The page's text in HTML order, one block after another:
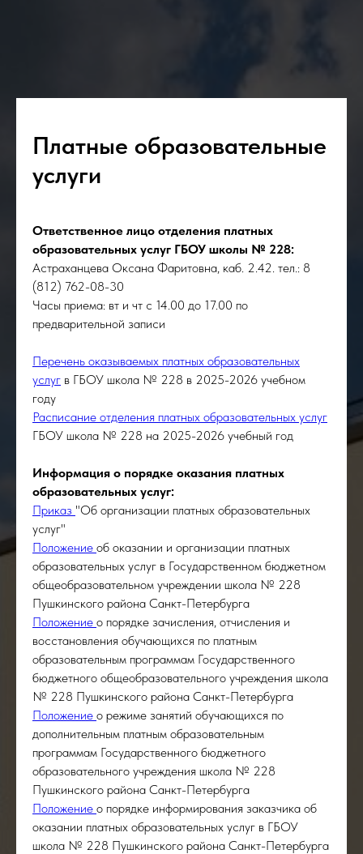
Платные образовательные
услуги
Ответственное лицо отделения платных
образовательных услуг ГБОУ школы № 228:
Астраханцева Оксана Фаритовна, каб. 2.42. тел.: 8
(812) 762-08-30
Часы приема: вт и чт с 14.00 до 17.00 по
предварительной записи
Перечень оказываемых платных образовательных
услуг в ГБОУ школа № 228 в 2025-2026 учебном
году
Расписание отделения платных образовательных услуг
ГБОУ школа № 228 на 2025-2026 учебный год
Информация о порядке оказания платных
образовательных услуг:
Приказ "Об организации платных образовательных
услуг"
Положение об оказании и организации платных
образовательных услуг в Государственном бюджетном
общеобразовательном учреждении школа № 228
Пушкинского района Санкт-Петербурга
Положение о порядке зачисления, отчисления и
восстановления обучающихся по платным
образовательным программам Государственного
бюджетного общеобразовательного учреждения школа
№ 228 Пушкинского района Санкт-Петербурга
Положение о режиме занятий обучающихся по
дополнительным платным образовательным
программам Государственного бюджетного
образовательного учреждения школа № 228
Пушкинского района Санкт-Петербурга
Положение о порядке информирования заказчика об
оказании платных образовательных услуг в ГБОУ
школа № 228 Пушкинского района Санкт-Петербурга